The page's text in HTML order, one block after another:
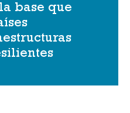
base que